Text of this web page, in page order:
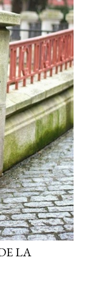
LA